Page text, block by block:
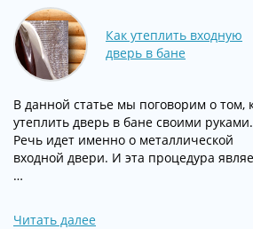
Как утеплить входную
дверь в бане
В данной статье мы поговорим о том,
утеплить дверь в бане своими руками.
Речь идет именно о металлической
входной двери. И эта процедура
…
Читать далее